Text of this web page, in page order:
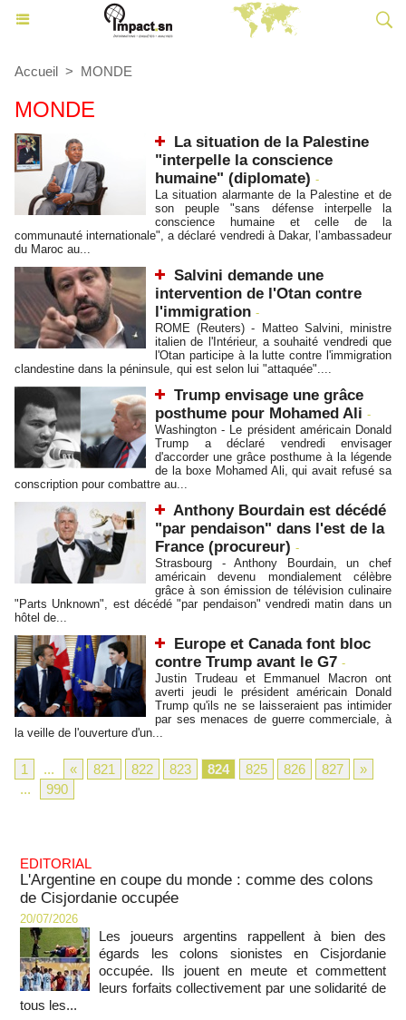
Accueil > MONDE
MONDE
La situation de la Palestine
"interpelle la conscience
humaine" (diplomate) -
La situation alarmante de la Palestine et de
son peuple "sans défense interpelle la
conscience humaine et celle de la
communauté internationale", a déclaré vendredi à Dakar, l’ambassadeur
du Maroc au...
Salvini demande une
intervention de l'Otan contre
l'immigration -
ROME (Reuters) - Matteo Salvini, ministre
italien de l'Intérieur, a souhaité vendredi que
l'Otan participe à la lutte contre l'immigration
clandestine dans la péninsule, qui est selon lui "attaquée"....
Trump envisage une grâce
posthume pour Mohamed Ali -
Washington - Le président américain Donald
Trump a déclaré vendredi envisager
d'accorder une grâce posthume à la légende
de la boxe Mohamed Ali, qui avait refusé sa
conscription pour combattre au...
Anthony Bourdain est décédé
"par pendaison" dans l'est de la
France (procureur) -
Strasbourg - Anthony Bourdain, un chef
américain devenu mondialement célèbre
grâce à son émission de télévision culinaire
"Parts Unknown", est décédé "par pendaison" vendredi matin dans un
hôtel de...
Europe et Canada font bloc
contre Trump avant le G7 -
Justin Trudeau et Emmanuel Macron ont
averti jeudi le président américain Donald
Trump qu'ils ne se laisseraient pas intimider
par ses menaces de guerre commerciale, à
la veille de l'ouverture d'un...
1 ... « 821 822 823 824 825 826 827
»
...
990
EDITORIAL
L'Argentine en coupe du monde : comme des colons
de Cisjordanie occupée
20/07/2026
Les joueurs argentins rappellent à bien des
égards les colons sionistes en Cisjordanie
occupée. Ils jouent en meute et commettent
leurs forfaits collectivement par une solidarité de
tous les...